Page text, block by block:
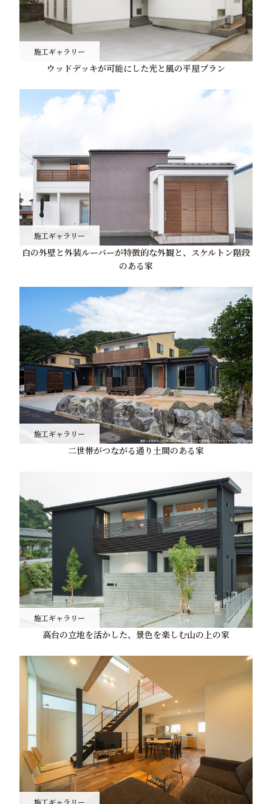
施工ギャラリー
ウッドデッキが可能にした光と風の平屋プラン
施工ギャラリー
白の外壁と外装ルーバーが特徴的な外観と、スケルトン階段
のある家
施工ギャラリー
二世帯がつながる通り土間のある家
施工ギャラリー
高台の立地を活かした、景色を楽しむ山の上の家